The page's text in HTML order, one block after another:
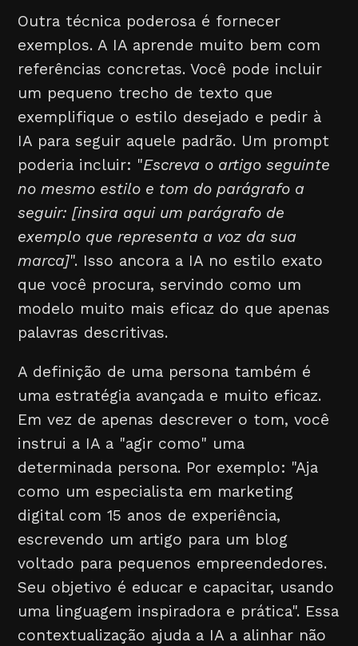
Outra técnica poderosa é fornecer
exemplos. A IA aprende muito bem com
referências concretas. Você pode incluir
um pequeno trecho de texto que
exemplifique o estilo desejado e pedir à
IA para seguir aquele padrão. Um prompt
poderia incluir: "Escreva o artigo seguinte
no mesmo estilo e tom do parágrafo a
seguir: [insira aqui um parágrafo de
exemplo que representa a voz da sua
marca]". Isso ancora a IA no estilo exato
que você procura, servindo como um
modelo muito mais eficaz do que apenas
palavras descritivas.
A definição de uma persona também é
uma estratégia avançada e muito eficaz.
Em vez de apenas descrever o tom, você
instrui a IA a "agir como" uma
determinada persona. Por exemplo: "Aja
como um especialista em marketing
digital com 15 anos de experiência,
escrevendo um artigo para um blog
voltado para pequenos empreendedores.
Seu objetivo é educar e capacitar, usando
uma linguagem inspiradora e prática". Essa
contextualização ajuda a IA a alinhar não